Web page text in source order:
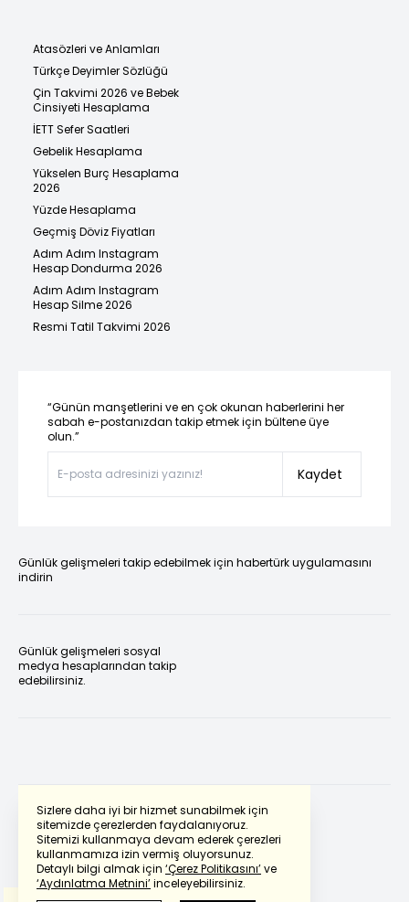
Sizlere daha iyi bir hizmet sunabilmek için
sitemizde çerezlerden faydalanıyoruz.
Sitemizi kullanmaya devam ederek çerezleri
kullanmamıza izin vermiş oluyorsunuz.
Detaylı bilgi almak için ‘Çerez Politikasını’ve
‘Aydınlatma Metnini’inceleyebilirsiniz.
Atasözleri ve Anlamları
Türkçe Deyimler Sözlüğü
Çin Takvimi 2026 ve Bebek
Cinsiyeti Hesaplama
İETT Sefer Saatleri
Gebelik Hesaplama
Yükselen Burç Hesaplama
2026
Yüzde Hesaplama
Geçmiş Döviz Fiyatları
Adım Adım Instagram
Hesap Dondurma 2026
Adım Adım Instagram
Hesap Silme 2026
Resmi Tatil Takvimi 2026
“Günün manşetlerini ve en çok okunan haberlerini her
sabah e-postanızdan takip etmek için bültene üye
olun.”
Kaydet
Günlük gelişmeleri takip edebilmek için habertürk uygulamasını
indirin
Günlük gelişmeleri sosyal
medya hesaplarından takip
edebilirsiniz.
Powered by Translate